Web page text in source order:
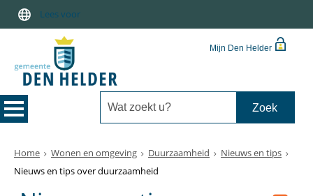
Lees voor
Mijn Den Helder
Home Wonen en omgeving Duurzaamheid
Nieuws en tips
Nieuws en tips over duurzaamheid